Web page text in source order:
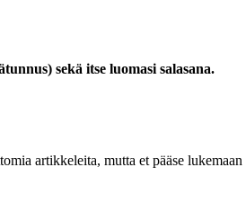
sekä itse luomasi salasana.
artikkeleita, mutta et pääse